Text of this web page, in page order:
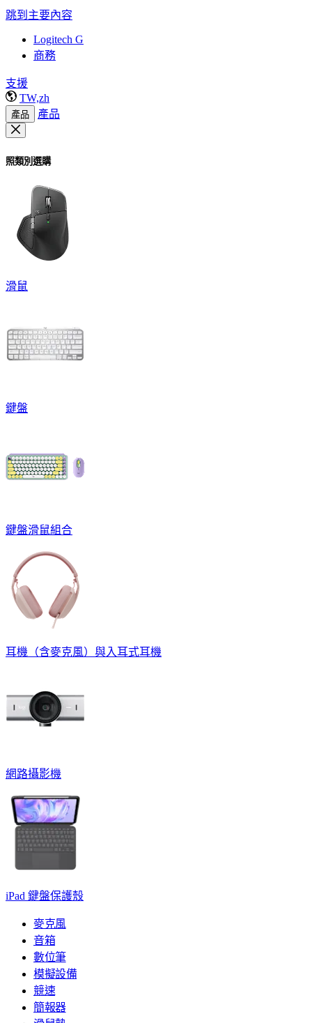
跳到主要內容
Logitech G
商務
支援
TW,zh
產品 產品
照類別選購
滑鼠
鍵盤
鍵盤滑鼠組合
耳機（含麥克風）與入耳式耳機
網路攝影機
iPad 鍵盤保護殼
麥克風
音箱
數位筆
模擬設備
競速
簡報器